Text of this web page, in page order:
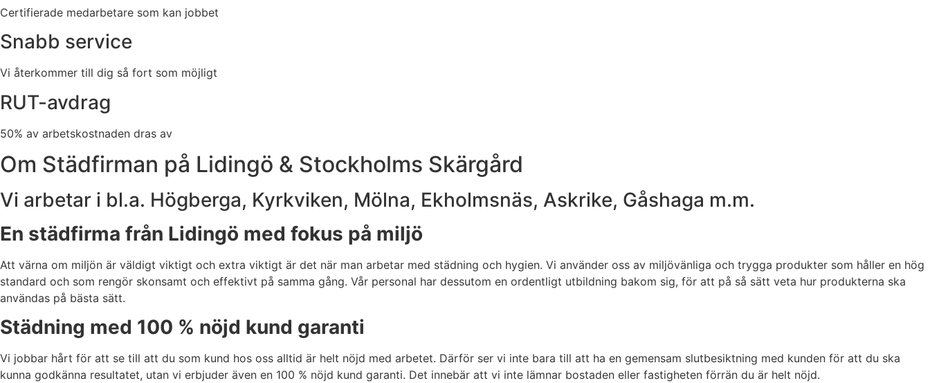
Certifierade medarbetare som kan jobbet
Snabb service
Vi återkommer till dig så fort som möjligt
RUT-avdrag
50% av arbetskostnaden dras av
Om Städfirman på Lidingö & Stockholms Skärgård
Vi arbetar i bl.a. Högberga, Kyrkviken, Mölna, Ekholmsnäs, Askrike, Gåshaga m.m.
En städfirma från Lidingö med fokus på miljö
Att värna om miljön är väldigt viktigt och extra viktigt är det när man arbetar med städning och hygien. Vi använder oss av miljövänliga och trygga produkter som håller en hög
standard och som rengör skonsamt och effektivt på samma gång. Vår personal har dessutom en ordentligt utbildning bakom sig, för att på så sätt veta hur produkterna ska
användas på bästa sätt.
Städning med 100 % nöjd kund garanti
Vi jobbar hårt för att se till att du som kund hos oss alltid är helt nöjd med arbetet. Därför ser vi inte bara till att ha en gemensam slutbesiktning med kunden för att du ska
kunna godkänna resultatet, utan vi erbjuder även en 100 % nöjd kund garanti. Det innebär att vi inte lämnar bostaden eller fastigheten förrän du är helt nöjd.